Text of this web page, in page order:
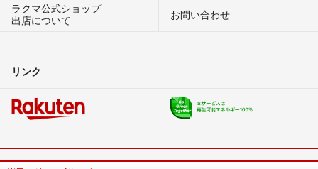
ラクマ公式ショップ
出店について
お問い合わせ
リンク